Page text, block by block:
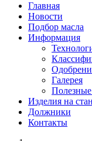
Главная
Новости
Подбор масла
Информация
Галерея
Полезные
Изделия на
Должники
Контакты